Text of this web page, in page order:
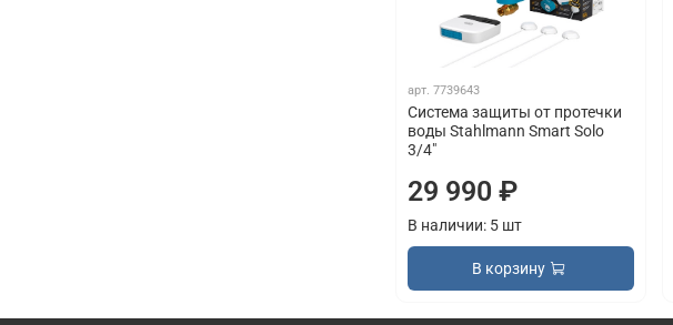
арт. 7739643
Система защиты от протечки
воды Stahlmann Smart Solo
3/4"
29 990 ₽
В наличии: 5 шт
В корзину